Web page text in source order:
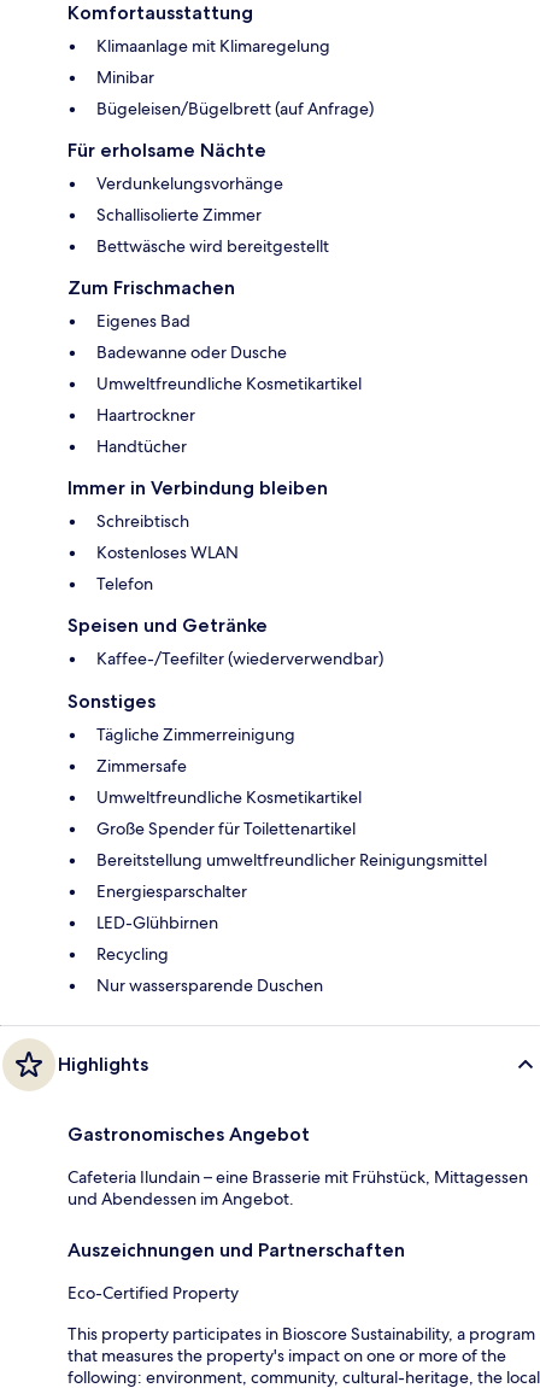
Komfortausstattung
Klimaanlage mit Klimaregelung
Minibar
Bügeleisen/Bügelbrett (auf Anfrage)
Für erholsame Nächte
Verdunkelungsvorhänge
Schallisolierte Zimmer
Bettwäsche wird bereitgestellt
Zum Frischmachen
Eigenes Bad
Badewanne oder Dusche
Umweltfreundliche Kosmetikartikel
Haartrockner
Handtücher
Immer in Verbindung bleiben
Schreibtisch
Kostenloses WLAN
Telefon
Speisen und Getränke
Kaffee-/Teefilter (wiederverwendbar)
Sonstiges
Tägliche Zimmerreinigung
Zimmersafe
Umweltfreundliche Kosmetikartikel
Große Spender für Toilettenartikel
Bereitstellung umweltfreundlicher Reinigungsmittel
Energiesparschalter
LED-Glühbirnen
Recycling
Nur wassersparende Duschen
Highlights
Gastronomisches Angebot
Cafeteria Ilundain – eine Brasserie mit Frühstück, Mittagessen
und Abendessen im Angebot.
Auszeichnungen und Partnerschaften
Eco-Certified Property
This property participates in Bioscore Sustainability, a program
that measures the property's impact on one or more of the
following: environment, community, cultural-heritage, the local